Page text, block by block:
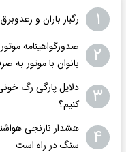
۱ رگبار باران و
۲
صدورگواهینامه
بانوان با موتور به‌
۳
دلایل پارگی رگ
کنیم؟
۴
سنگ در راه است